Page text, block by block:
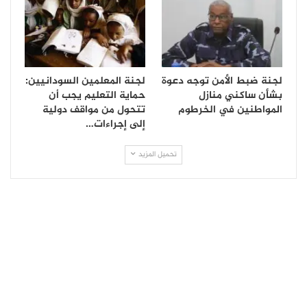
لجنة ضبط الأمن توجه دعوة
بشأن ساكني منازل
المواطنين في الخرطوم
لجنة المعلمين السودانيين:
حماية التعليم يجب أن
تتحول من مواقف دولية
إلى إجراءات…
تحميل المزيد